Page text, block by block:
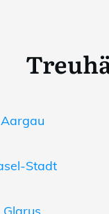
Aargau
Stadt